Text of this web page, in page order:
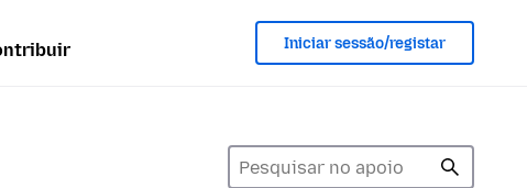
Iniciar sessão/registar